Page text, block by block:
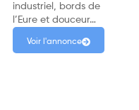
industriel, bords de
l’Eure et douceur…
Voir l'annonce